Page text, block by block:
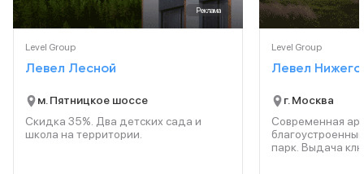
Реклама
Level Group
Левел Лесной
м. Пятницкое шоссе
Скидка 35%. Два детских сада и
школа на территории.
Level Group
Левел
г. Москва
Современная
парк. Выдача